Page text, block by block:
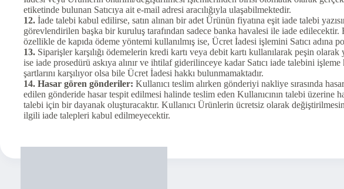
etiketinde bulunan Satıcıya ait e-mail adresi aracılığıyla ulaşabilmektedir.
12. İade talebi kabul edilirse, satın alınan bir adet Ürünün fiyatına eşit iade talebi
görevlendirilen başka bir kuruluş tarafından sadece banka havalesi ile iade edilecektir.
özellikle de kapıda ödeme yöntemi kullanılmış ise, Ücret İadesi işlemini Satıcı
13. Siparişler karşılığı ödemelerin kredi kartı veya debit kartı kullanılarak peşin
ise iade prosedürü askıya alınır ve ihtilaf giderilinceye kadar Satıcı iade talebini
şartlarını karşılıyor olsa bile Ücret İadesi hakkı bulunmamaktadır.
14. Hasar gören gönderiler: Kullanıcı teslim alırken gönderiyi nakliye sırasında
edilen gönderide hasar tespit edilmesi halinde teslim eden Kullanıcının talebi üzerine
talebi için bir dayanak oluşturacaktır. Kullanıcı Ürünlerin ücretsiz olarak
ilgili iade talepleri kabul edilmeyecektir.